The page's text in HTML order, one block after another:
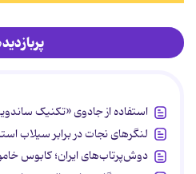
استفاده از جادوی «تکنیک
لنگرهای نجات در برابر سیلاب
دوش‌پرتاب‌های ایران؛ کابوس